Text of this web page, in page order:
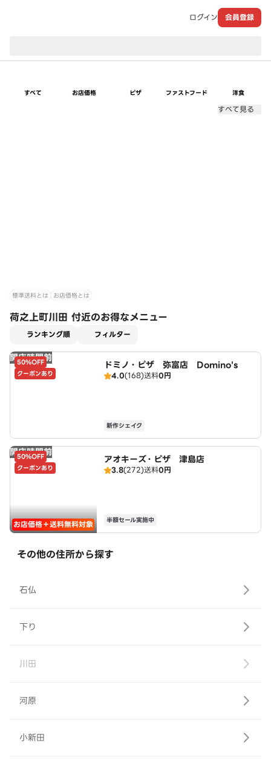
ログイン 会員登録
すべて お店価格 ピザ ファストフード 洋食
すべて見る
標準送料とは お店価格とは
荷之上町川田 付近のお得なメニュー
ランキング順 フィルター
開店時間前
50%OFF
クーポンあり
ドミノ・ピザ 弥富店 Domino's
4.0(168)送料0円
新作シェイク
開店時間前
50%OFF
クーポンあり
お店価格＋送料無料対象
アオキーズ・ピザ 津島店
3.8(272)送料0円
半額セール実施中
その他の住所から探す
石仏
下り
川田
河原
小新田